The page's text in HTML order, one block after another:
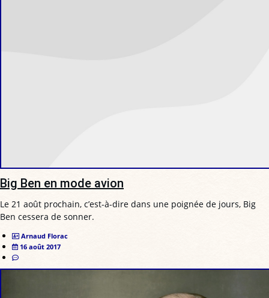
Big Ben en mode avion
Le 21 août prochain, c’est-à-dire dans une poignée de jours, Big
Ben cessera de sonner.
Arnaud Florac
16 août 2017